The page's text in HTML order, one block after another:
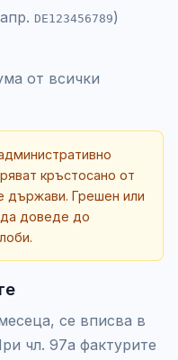
DE123456789)
от всички
кръстосано от
държави. Грешен или
доведе до
се вписва в
чл. 97а фактурите